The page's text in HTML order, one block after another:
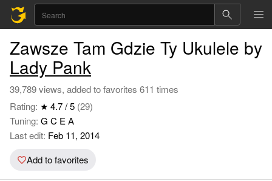
Zawsze Tam Gdzie Ty Ukulele by
Lady Pank
39,789 views, added to favorites 611 times
Rating: ★ 4.7 / 5 (29)
Tuning: G C E A
Last edit: Feb 11, 2014
Add to favorites